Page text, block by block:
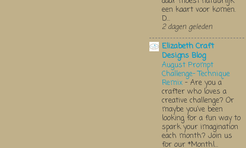
een kaart voor komen.
D...
2 dagen geleden
Elizabeth Craft
Designs Blog
August Prompt
Challenge- Technique
Remix - Are you a
crafter who loves a
creative challenge? Or
maybe you’ve been
looking for a fun way to
spark your imagination
each month? Join us
for our *Monthl...